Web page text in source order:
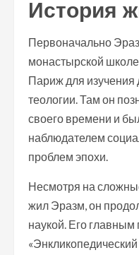
История
Первоначально
монастырской
Париж для
теологии. Там он
своего времени и
наблюдателем
проблем эпохи.
Несмотря на
жил Эразм, он
наукой. Его